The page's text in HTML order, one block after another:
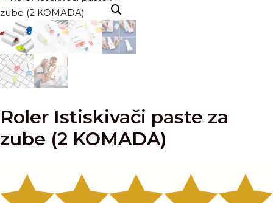
Roler Istiskivači paste za
zube (2 KOMADA)